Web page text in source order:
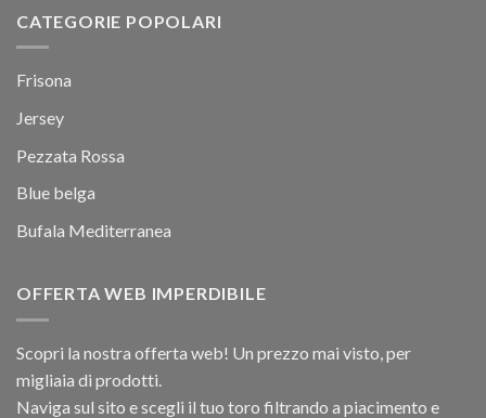
CATEGORIE POPOLARI
Frisona
Jersey
Pezzata Rossa
Blue belga
Bufala Mediterranea
OFFERTA WEB IMPERDIBILE
Scopri la nostra offerta web! Un prezzo mai visto, per
migliaia di prodotti.
Naviga sul sito e scegli il tuo toro filtrando a piacimento e